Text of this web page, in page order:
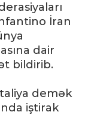
İran
dair
bildirib.
demək
iştirak